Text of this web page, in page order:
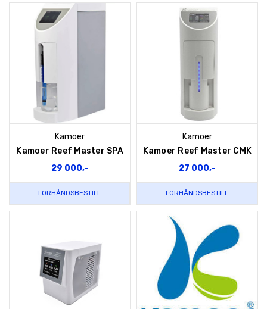
Kamoer
Kamoer Reef Master SPA
29 000,-
FORHÅNDSBESTILL
Kamoer
Kamoer Reef Master CMK
27 000,-
FORHÅNDSBESTILL